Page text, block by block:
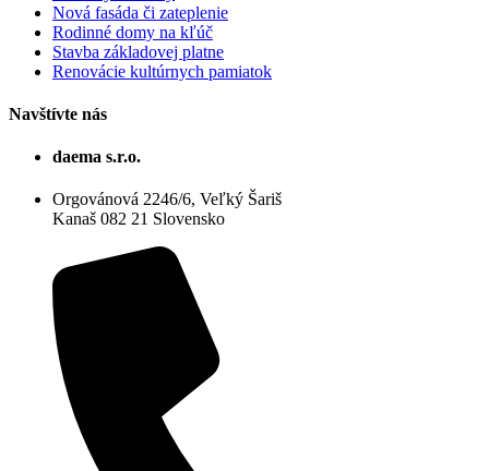
Nová fasáda či zateplenie
Rodinné domy na kľúč
Stavba základovej platne
Renovácie kultúrnych pamiatok
Navštívte nás
daema s.r.o.
Orgovánová 2246/6, Veľký Šariš
Kanaš 082 21 Slovensko